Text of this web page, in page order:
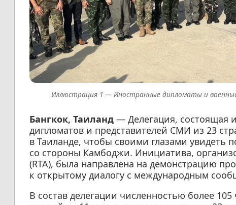
Иностранные дипломаты и
Бангкок, Таиланд— Делегация, состоящая
дипломатов и представителей СМИ из 23
в Таиланде, чтобы своими глазами увидеть
со стороны Камбоджи. Инициатива,
(RTA), была направлена на демонстрацию
к открытому диалогу с международным
В состав делегации численностью более